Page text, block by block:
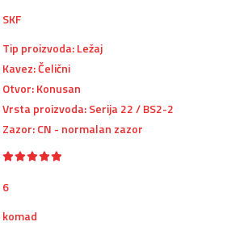
SKF
Tip proizvoda: Ležaj
Kavez: Čelični
Otvor: Konusan
Vrsta proizvoda: Serija 22 / BS2-2
Zazor: CN - normalan zazor
6
komad